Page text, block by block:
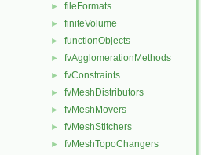
► fileFormats
► finiteVolume
► functionObjects
► fvAgglomerationMethods
► fvConstraints
► fvMeshDistributors
► fvMeshMovers
► fvMeshStitchers
► fvMeshTopoChangers